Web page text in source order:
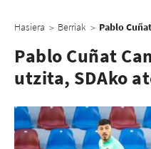
Hasiera > Berriak >
Pablo Cuñat
utzita, SDAko